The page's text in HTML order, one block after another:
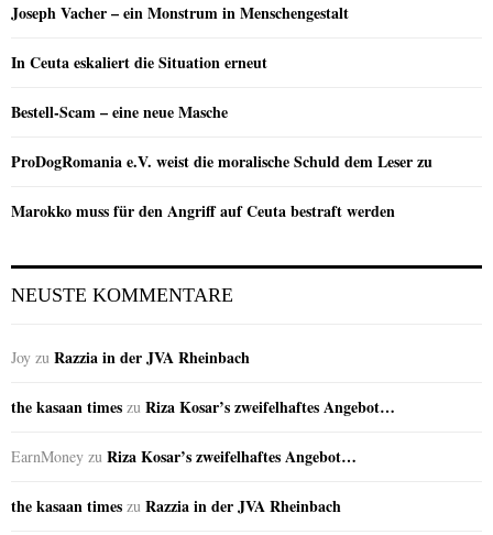
Joseph Vacher – ein Monstrum in Menschengestalt
In Ceuta eskaliert die Situation erneut
Bestell-Scam – eine neue Masche
ProDogRomania e.V. weist die moralische Schuld dem Leser zu
Marokko muss für den Angriff auf Ceuta bestraft werden
NEUSTE KOMMENTARE
Joy zu Razzia in der JVA Rheinbach
the kasaan times zu Riza Kosar’s zweifelhaftes Angebot…
EarnMoney zu Riza Kosar’s zweifelhaftes Angebot…
the kasaan times zu Razzia in der JVA Rheinbach